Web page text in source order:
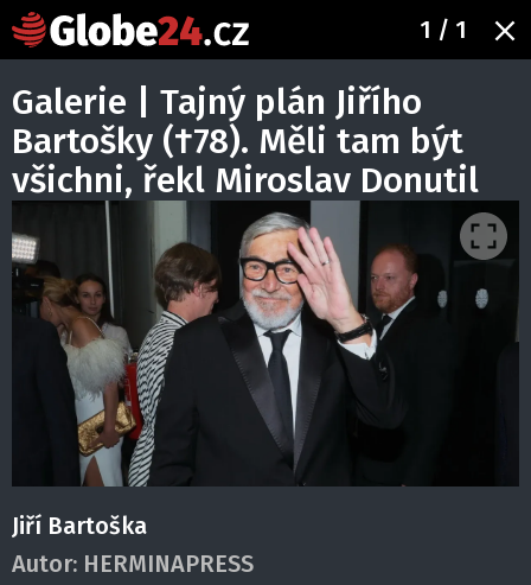
1 / 1
Galerie | Tajný plán Jiřího
Bartošky (†78). Měli tam být
všichni, řekl Miroslav Donutil
Jiří Bartoška
Autor: HERMINAPRESS